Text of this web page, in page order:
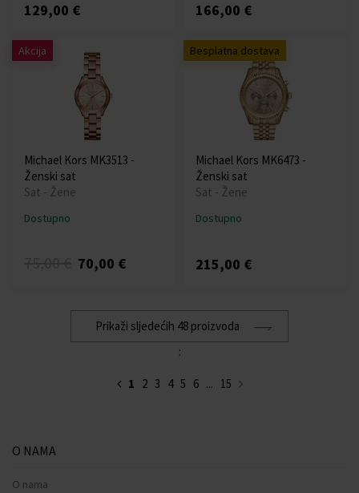
129,00 € 166,00 €
Akcija
Michael Kors MK3513 -
Ženski sat
Sat - Žene
Dostupno
70,00 €
Besplatna dostava
Michael Kors MK6473 -
Ženski sat
Sat - Žene
Dostupno
215,00 €
Prikaži sljedećih 48 proizvoda
:
1 2 3 4 5 6 ... 15
O NAMA
O nama